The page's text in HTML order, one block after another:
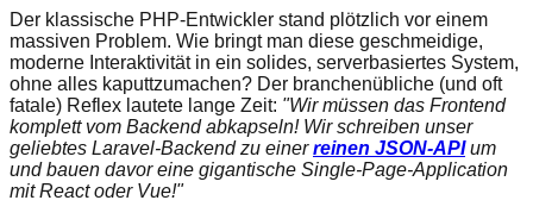
Der klassische PHP-Entwickler stand plötzlich vor einem
massiven Problem. Wie bringt man diese geschmeidige,
moderne Interaktivität in ein solides, serverbasiertes System,
ohne alles kaputtzumachen? Der branchenübliche (und oft
fatale) Reflex lautete lange Zeit: "Wir müssen das Frontend
komplett vom Backend abkapseln! Wir schreiben unser
geliebtes Laravel-Backend zu einerreinen JSON-APIum
und bauen davor eine gigantische Single-Page-Application
mit React oder Vue!"